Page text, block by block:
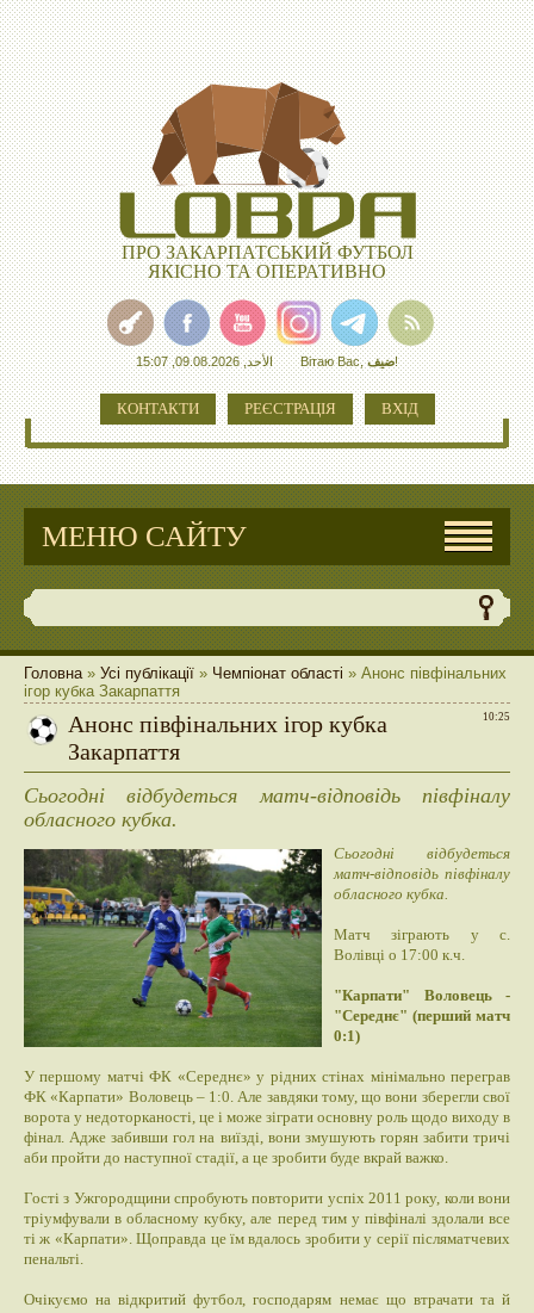
ПРО ЗАКАРПАТСЬКИЙ ФУТБОЛ
ЯКІСНО ТА ОПЕРАТИВНО
الأحد, 09.08.2026, 15:07 Вітаю Вас,ضيف!
КОНТАКТИ РЕЄСТРАЦІЯ ВХІД
МЕНЮ САЙТУ
Головна» Усі публікації » Чемпіонат області » Анонс півфінальних
ігор кубка Закарпаття
10:25
Анонс півфінальних ігор кубка
Закарпаття
Сьогодні відбудеться матч-відповідь півфіналу
обласного кубка.
Сьогодні відбудеться
матч-відповідь півфіналу
обласного кубка.
Матч зіграють у с.
Волівці о 17:00 к.ч.
"Карпати" Воловець -
"Середнє" (перший матч
0:1)
У першому матчі ФК «Середнє» у рідних стінах мінімально переграв
ФК «Карпати» Воловець – 1:0. Але завдяки тому, що вони зберегли свої
ворота у недоторканості, це і може зіграти основну роль щодо виходу в
фінал. Адже забивши гол на виїзді, вони змушують горян забити тричі
аби пройти до наступної стадії, а це зробити буде вкрай важко.
Гості з Ужгородщини спробують повторити успіх 2011 року, коли вони
тріумфували в обласному кубку, але перед тим у півфіналі здолали все
ті ж «Карпати». Щоправда це їм вдалось зробити у серії післяматчевих
пенальті.
Очікуємо на відкритий футбол, господарям немає що втрачати та й